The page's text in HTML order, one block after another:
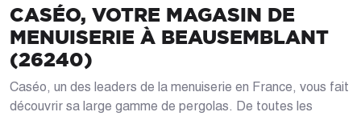
CASÉO, VOTRE MAGASIN DE
MENUISERIE À BEAUSEMBLANT
(26240)
Caséo, un des leaders de la menuiserie en France, vous fait
découvrir sa large gamme de pergolas. De toutes les